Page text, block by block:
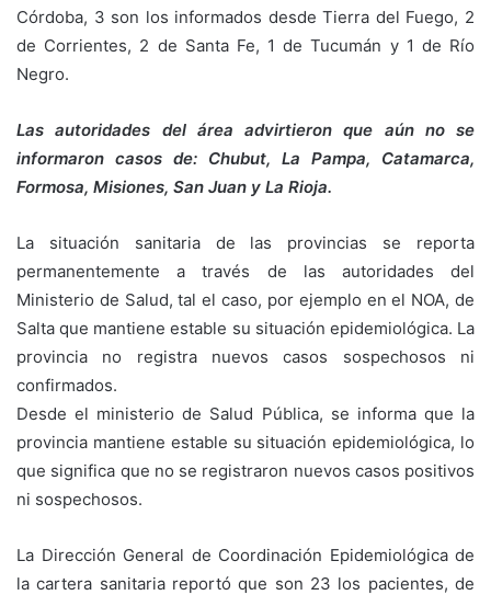
Córdoba, 3 son los informados desde Tierra del Fuego, 2
de Corrientes, 2 de Santa Fe, 1 de Tucumán y 1 de Río
Negro.
Las autoridades del área advirtieron que aún no se
informaron casos de: Chubut, La Pampa, Catamarca,
Formosa, Misiones, San Juan y La Rioja.
La situación sanitaria de las provincias se reporta
permanentemente a través de las autoridades del
Ministerio de Salud, tal el caso, por ejemplo en el NOA, de
Salta que mantiene estable su situación epidemiológica. La
provincia no registra nuevos casos sospechosos ni
confirmados.
Desde el ministerio de Salud Pública, se informa que la
provincia mantiene estable su situación epidemiológica, lo
que significa que no se registraron nuevos casos positivos
ni sospechosos.
La Dirección General de Coordinación Epidemiológica de
la cartera sanitaria reportó que son 23 los pacientes, de